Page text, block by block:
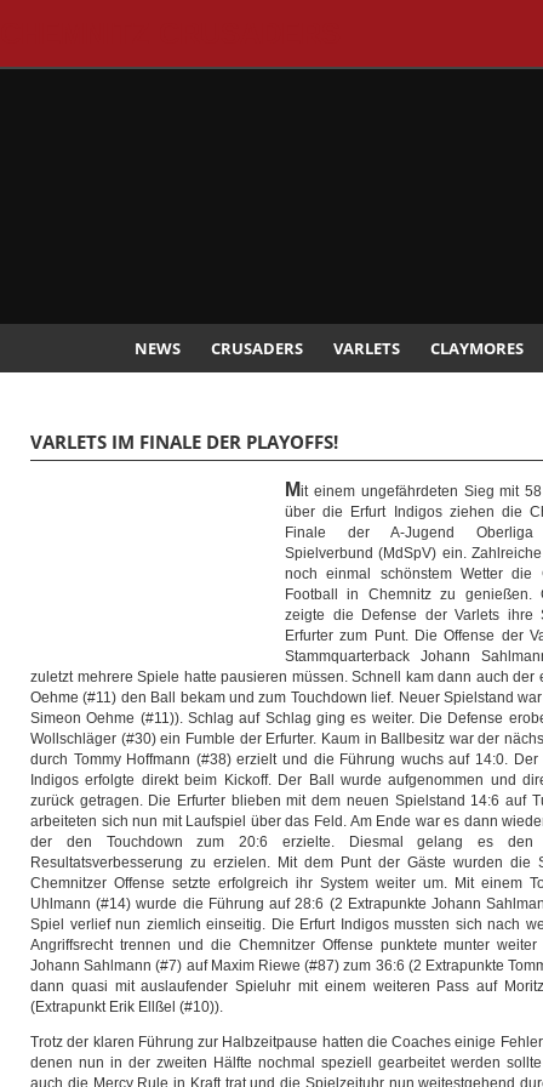
NEWS CRUSADERS VARLETS CLAYMORES
VARLETS IM FINALE DER PLAYOFFS!
Mit einem ungefährdeten Sieg mit
über die Erfurt Indigos ziehen die
Finale der A-Jugend Oberliga
Spielverbund (MdSpV) ein.
noch einmal schönstem Wetter die
Football in Chemnitz zu genießen.
zeigte die Defense der Varlets ihre
Erfurter zum Punt. Die Offense der
Stammquarterback Johann
zuletzt mehrere Spiele hatte pausieren müssen. Schnell kam dann auch der
Oehme (#11) den Ball bekam und zum Touchdown lief. Neuer Spielstand
Simeon Oehme (#11)). Schlag auf Schlag ging es weiter. Die Defense
Wollschläger (#30) ein Fumble der Erfurter. Kaum in Ballbesitz war der
durch Tommy Hoffmann (#38) erzielt und die Führung wuchs auf 14:0.
Indigos erfolgte direkt beim Kickoff. Der Ball wurde aufgenommen und
zurück getragen. Die Erfurter blieben mit dem neuen Spielstand 14:6 auf
arbeiteten sich nun mit Laufspiel über das Feld. Am Ende war es dann
der den Touchdown zum 20:6 erzielte. Diesmal gelang es den
Resultatsverbesserung zu erzielen. Mit dem Punt der Gäste wurden die
Chemnitzer Offense setzte erfolgreich ihr System weiter um. Mit einem
Uhlmann (#14) wurde die Führung auf 28:6 (2 Extrapunkte Johann
Spiel verlief nun ziemlich einseitig. Die Erfurt Indigos mussten sich nach
Angriffsrecht trennen und die Chemnitzer Offense punktete munter
Johann Sahlmann (#7) auf Maxim Riewe (#87) zum 36:6 (2 Extrapunkte
dann quasi mit auslaufender Spieluhr mit einem weiteren Pass auf
(Extrapunkt Erik Ellßel (#10)).
Trotz der klaren Führung zur Halbzeitpause hatten die Coaches einige
denen nun in der zweiten Hälfte nochmal speziell gearbeitet werden
auch die Mercy Rule in Kraft trat und die Spielzeituhr nun weitestgehend